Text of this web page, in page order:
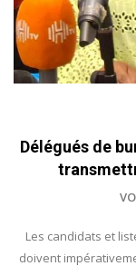
Délégués de
Les candidats et
doivent